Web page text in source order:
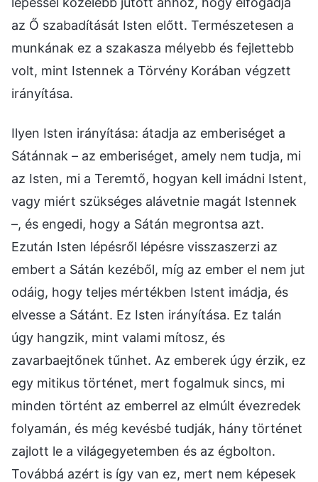
az Ő szabadítását Isten előtt. Természetesen a
munkának ez a szakasza mélyebb és fejlettebb
volt, mint Istennek a Törvény Korában végzett
irányítása.
Ilyen Isten irányítása: átadja az emberiséget a
Sátánnak – az emberiséget, amely nem tudja, mi
az Isten, mi a Teremtő, hogyan kell imádni Istent,
vagy miért szükséges alávetnie magát Istennek
–, és engedi, hogy a Sátán megrontsa azt.
Ezután Isten lépésről lépésre visszaszerzi az
embert a Sátán kezéből, míg az ember el nem jut
odáig, hogy teljes mértékben Istent imádja, és
elvesse a Sátánt. Ez Isten irányítása. Ez talán
úgy hangzik, mint valami mítosz, és
zavarbaejtőnek tűnhet. Az emberek úgy érzik, ez
egy mitikus történet, mert fogalmuk sincs, mi
minden történt az emberrel az elmúlt évezredek
folyamán, és még kevésbé tudják, hány történet
zajlott le a világegyetemben és az égbolton.
Továbbá azért is így van ez, mert nem képesek